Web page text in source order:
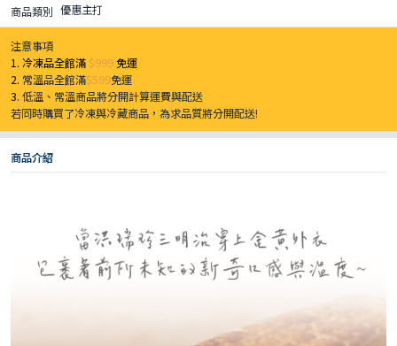
商品類別 優惠主打
注意事項
1. 冷凍品全館滿 $999免運
2. 常溫品全館滿$599免運
3.低溫、常溫商品將分開計算運費與配送
若同時購買了冷凍與冷藏商品，為求品質將分開配送!
商品介紹